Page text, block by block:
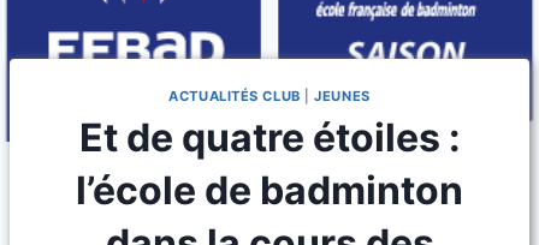
ACTUALITÉS CLUB |JEUNES
Et de quatre étoiles :
l’école de badminton